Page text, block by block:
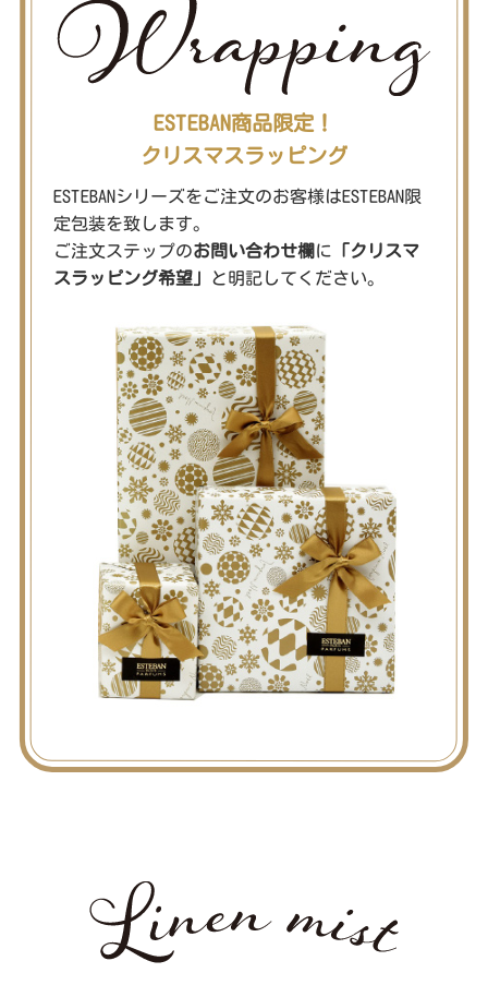
ESTEBAN商品限定！
クリスマスラッピング
ESTEBANシリーズをご注文のお客様はESTEBAN限
定包装を致します。
ご注文ステップのお問い合わせ欄 に 「クリスマ
スラッピング希望」 と明記してください。